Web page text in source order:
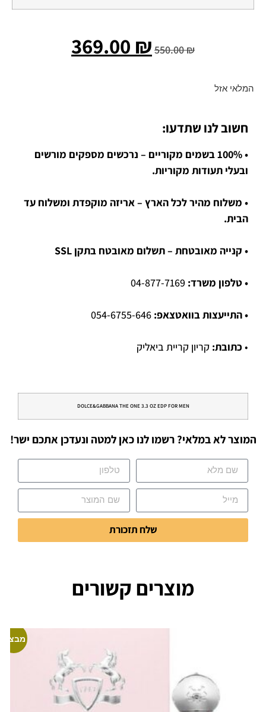
550.00₪
369.00 ₪
המלאי אזל
חשוב לנו שתדעו:
• 100% בשמים מקוריים – נרכשים מספקים מורשים
ובעלי תעודות מקוריות.
• משלוח מהיר לכל הארץ – אריזה מוקפדת ומשלוח עד
הבית.
• קנייה מאובטחת – תשלום מאובטח בתקן SSL
• טלפון משרד:
• התייעצות בוואטצאפ:
• כתובת: קריון קריית ביאליק
DOLCE&GABBANA THE ONE 3.3 OZ EDP FOR MEN
המוצר לא במלאי? רשמו לנו כאן למטה ונעדכן אתכם ישר!
שלח תזכורת
מוצרים קשורים
מבצע!